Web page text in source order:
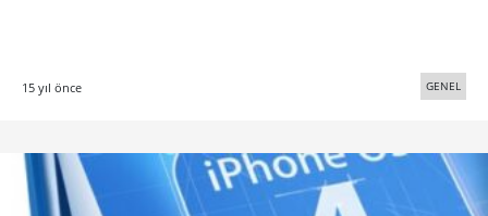
15 yıl önce GENEL